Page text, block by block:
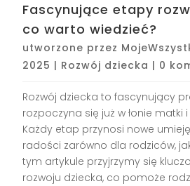
Fascynujące etapy
co warto wiedzieć?
utworzone przez
2025 | Rozwój dziecka | 0
Rozwój dziecka to fascynujący
rozpoczyna się już w łonie matki
Każdy etap przynosi nowe
radości zarówno dla rodziców,
tym artykule przyjrzymy się
rozwoju dziecka, co pomoże